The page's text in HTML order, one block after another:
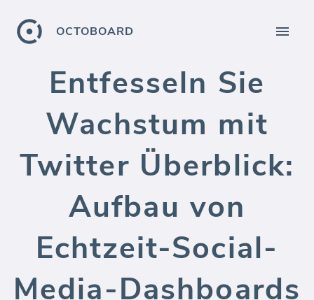
OCTOBOARD
Entfesseln Sie
Wachstum mit
Twitter Überblick:
Aufbau von
Echtzeit-Social-
Media-Dashboards